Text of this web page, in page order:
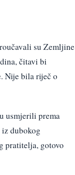
su Zemljine
čitavi bi
Nije bila riječ o
usmjerili prema
dubokog
pratitelja, gotovo